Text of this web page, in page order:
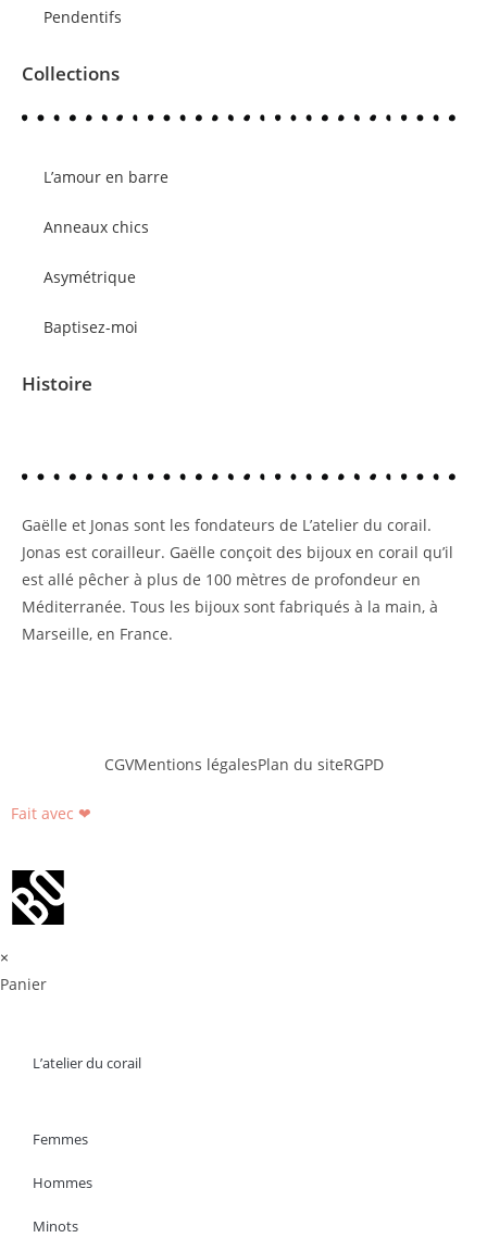
Pendentifs
Collections
L’amour en barre
Anneaux chics
Asymétrique
Baptisez-moi
Histoire
Gaëlle et Jonas sont les fondateurs de L’atelier du corail.
Jonas est corailleur. Gaëlle conçoit des bijoux en corail qu’il
est allé pêcher à plus de 100 mètres de profondeur en
Méditerranée. Tous les bijoux sont fabriqués à la main, à
Marseille, en France.
CGVMentions légalesPlan du siteRGPD
Fait avec ❤
×
Panier
L’atelier du corail
Femmes
Hommes
Minots